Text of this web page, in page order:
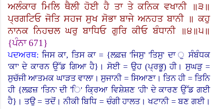
ਅਲੰਕਾਰ ਮਿਲਿ ਥੈਲੀ ਹੋਈ ਹੈ ਤਾ ਤੇ ਕਨਿਕ ਵਖਾਨੀ ॥੩॥
ਪ੍ਰਗਟਿਓ ਜੋਤਿ ਸਹਜ ਸੁਖ ਸੋਭਾ ਬਾਜੇ ਅਨਹਤ ਬਾਨੀ ॥ ਕਹੁ
ਨਾਨਕ ਨਿਹਚਲ ਘਰੁ ਬਾਧਿਓ ਗੁਰਿ ਕੀਓ ਬੰਧਾਨੀ ॥੪॥੫॥
{ਪੰਨਾ671}
ਪਦਅਰਥ: ਜਿਸ ਕਾ, ਤਿਸ ਕਾ= {ਲਫ਼ਜ਼ 'ਜਿਸੁ' 'ਤਿਸੁ'ਦਾ ੁ ਸੰਬੰਧਕ
'ਕਾ'ਦੇ ਕਾਰਨ ਉੱਡ ਗਿਆ ਹੈ} ।ਸੋਈ = ਉਹ (ਪ੍ਰਭੂ) ਹੀ। ਸੁਘੜੁ =
ਸੁਚੱਜੀ ਆਤਮਕ ਘਾੜਤ ਵਾਲਾ। ਸੁਜਾਨੀ = ਸਿਆਣਾ। ਤਿਨ ਹੀ = ਤਿਨਿ
ਹੀ {ਲਫ਼ਜ਼ 'ਤਿਨ'ਦੀ 'ਿ'ਕ੍ਰਿਆ ਵਿਸ਼ੇਸ਼ਣ 'ਹੀ'ਦੇ ਕਾਰਣ ਉੱਡ ਗਈ
ਹੈ} ।ਤਉ = ਤਦੋਂ। ਨੀਕੀ ਬਿਧਿ = ਚੰਗੀ ਹਾਲਤ।ਖਟਾਨੀ = ਬਣ ਗਈ।